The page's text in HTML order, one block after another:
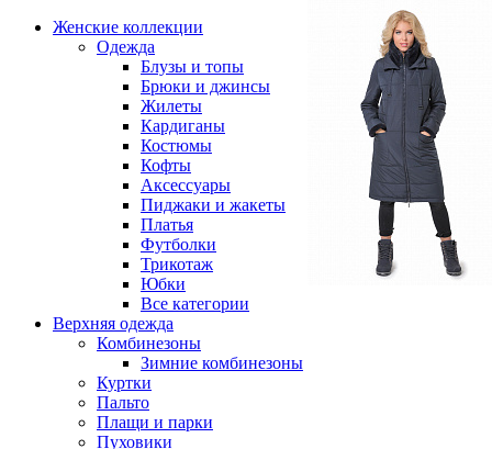
Женские коллекции
Одежда
Блузы и топы
Брюки и джинсы
Жилеты
Кардиганы
Костюмы
Кофты
Аксессуары
Пиджаки и жакеты
Платья
Футболки
Трикотаж
Юбки
Все категории
Верхняя одежда
Комбинезоны
Зимние комбинезоны
Куртки
Пальто
Плащи и парки
Пуховики